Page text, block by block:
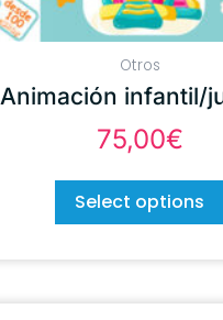
Otros
Animación infantil/
75,00€
Select options